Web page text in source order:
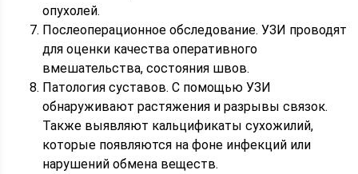
опухолей.
Послеоперационное обследование. УЗИ проводят
для оценки качества оперативного
вмешательства, состояния швов.
Патология суставов. С помощью УЗИ
обнаруживают растяжения и разрывы связок.
Также выявляют кальцификаты сухожилий,
которые появляются на фоне инфекций или
нарушений обмена веществ.